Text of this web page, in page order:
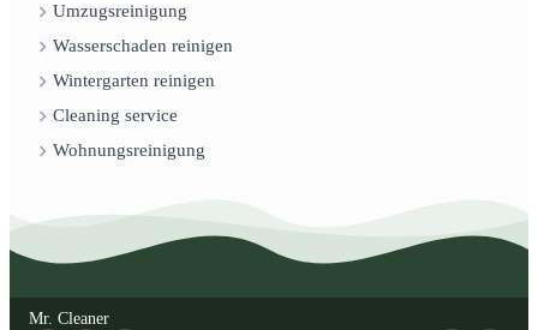
Umzugsreinigung
Wasserschaden reinigen
Wintergarten reinigen
Cleaning service
Wohnungsreinigung
Mr. Cleaner